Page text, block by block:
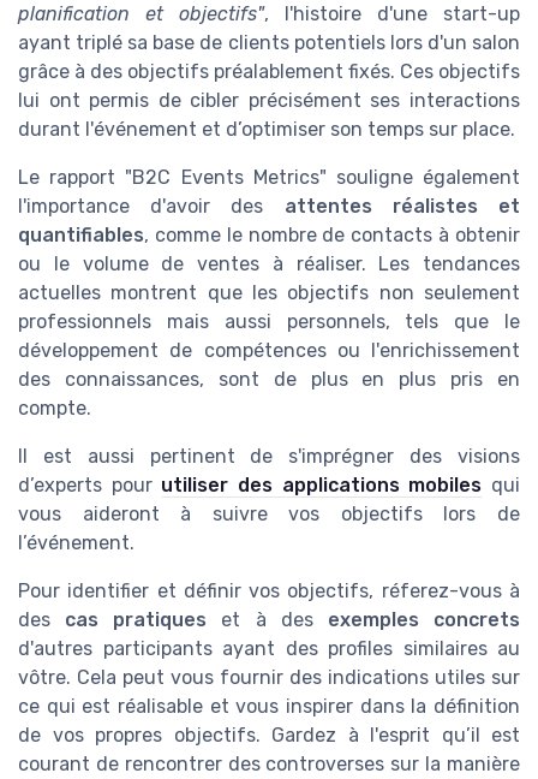
planification et objectifs", l'histoire d'une start-up
ayant triplé sa base de clients potentiels lors d'un salon
grâce à des objectifs préalablement fixés. Ces objectifs
lui ont permis de cibler précisément ses interactions
durant l'événement et d’optimiser son temps sur place.
Le rapport "B2C Events Metrics" souligne également
l'importance d'avoir des attentes réalistes et
quantifiables, comme le nombre de contacts à obtenir
ou le volume de ventes à réaliser. Les tendances
actuelles montrent que les objectifs non seulement
professionnels mais aussi personnels, tels que le
développement de compétences ou l'enrichissement
des connaissances, sont de plus en plus pris en
compte.
Il est aussi pertinent de s'imprégner des visions
d’experts pour utiliser des applications mobiles qui
vous aideront à suivre vos objectifs lors de
l’événement.
Pour identifier et définir vos objectifs, réferez-vous à
des cas pratiques et à des exemples concrets
d'autres participants ayant des profiles similaires au
vôtre. Cela peut vous fournir des indications utiles sur
ce qui est réalisable et vous inspirer dans la définition
de vos propres objectifs. Gardez à l'esprit qu’il est
courant de rencontrer des controverses sur la manière